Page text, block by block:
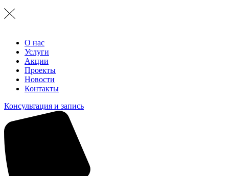
О нас
Услуги
Акции
Проекты
Новости
Контакты
Консультация и запись